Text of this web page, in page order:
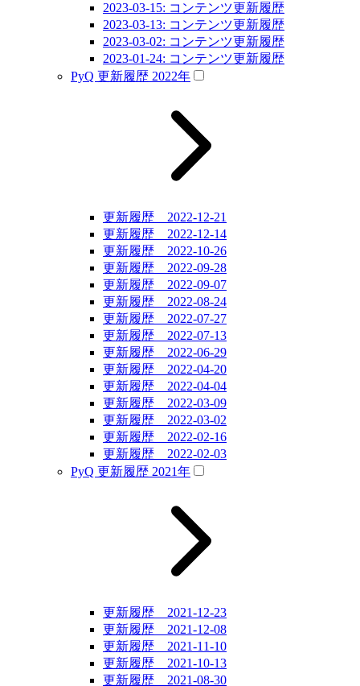
2023-03-15: コンテンツ更新履歴
2023-03-13: コンテンツ更新履歴
2023-03-02: コンテンツ更新履歴
2023-01-24: コンテンツ更新履歴
PyQ 更新履歴 2022年
更新履歴 2022-12-21
更新履歴 2022-12-14
更新履歴 2022-10-26
更新履歴 2022-09-28
更新履歴 2022-09-07
更新履歴 2022-08-24
更新履歴 2022-07-27
更新履歴 2022-07-13
更新履歴 2022-06-29
更新履歴 2022-04-20
更新履歴 2022-04-04
更新履歴 2022-03-09
更新履歴 2022-03-02
更新履歴 2022-02-16
更新履歴 2022-02-03
PyQ 更新履歴 2021年
更新履歴 2021-12-23
更新履歴 2021-12-08
更新履歴 2021-11-10
更新履歴 2021-10-13
更新履歴 2021-08-30